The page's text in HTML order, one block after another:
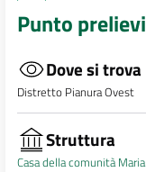
Punto prelievi
Dove si trova
Distretto Pianura Ovest
Struttura
Casa della comunità